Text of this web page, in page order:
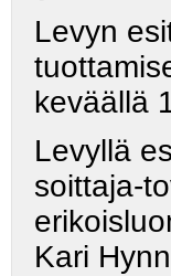
Levyn
keväällä
Levyllä
soittaja-
Kari